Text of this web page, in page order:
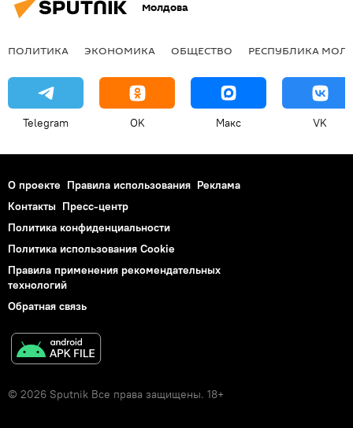
Молдова
ПОЛИТИКА ЭКОНОМИКА ОБЩЕСТВО РЕСПУБЛИКА
Telegram OK Макс VK
О проекте Правила использования Реклама
Контакты Пресс-центр
Политика конфиденциальности
Политика использования Cookie
Правила применения рекомендательных
технологий
Обратная связь
© 2026 Sputnik Все права защищены. 18+